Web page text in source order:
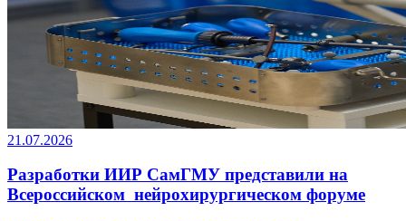
21.07.2026
Разработки ИИР СамГМУ представили на
Всероссийском нейрохирургическом форуме